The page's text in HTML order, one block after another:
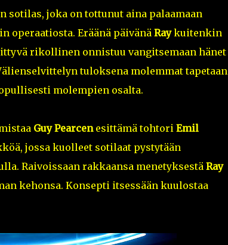
joka on tottunut aina palaamaan
operaatiosta. Eräänä päivänä Raykuitenkin
rikollinen onnistuu vangitsemaan hänet
tuloksena molemmat tapetaan
molempien osalta.
Guy Pearcenesittämä tohtori Emil
jossa kuolleet sotilaat pystytään
Raivoissaan rakkaansa menetyksestäRay
kehonsa. Konsepti itsessään kuulostaa